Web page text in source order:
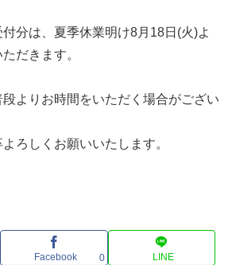
付分は、夏季休業明け8月18日(火)よ
だきます。
よりお時間をいただく場合がござい
ろしくお願いいたします。
Facebook 0 LINE